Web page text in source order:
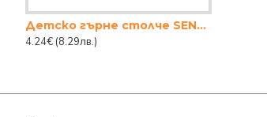
Детско гърне столче SENYAYLA
4.24€ (8.29лв.)